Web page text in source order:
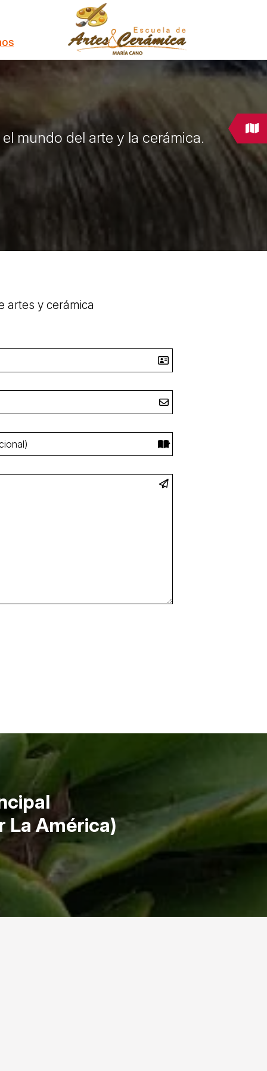
mundo del arte y la cerámica.
artes y cerámica
La América)